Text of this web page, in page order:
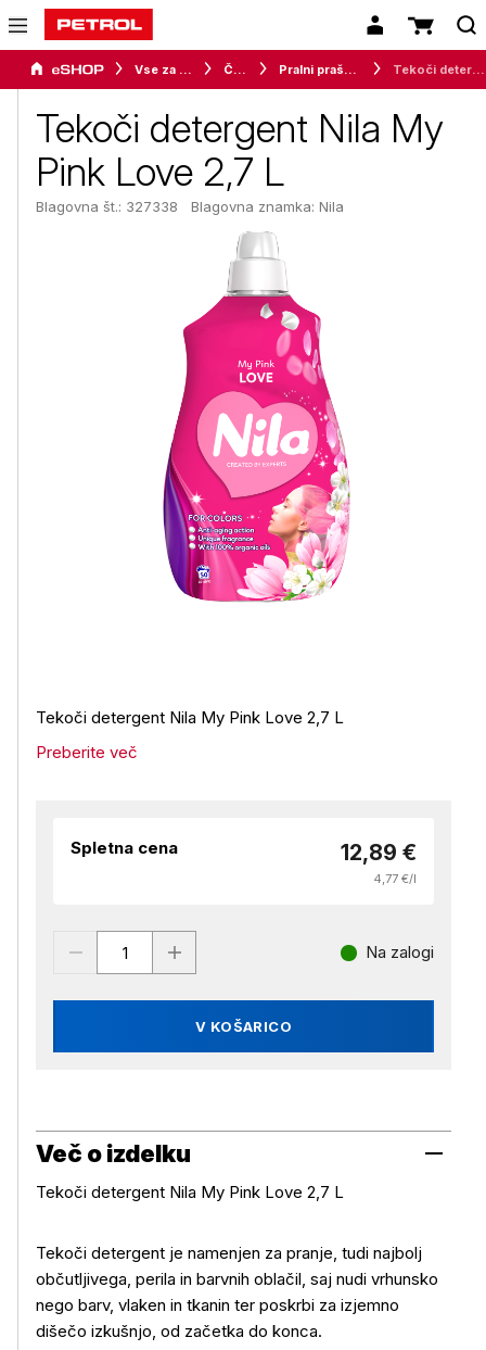
Vse za dom Čistila Pralni praški in mehčalci
Tekoči detergent Nila My
Pink Love 2,7 L
Blagovna št.: 327338 Blagovna znamka: Nila
Tekoči detergent Nila My Pink Love 2,7 L
Preberite več
Spletna cena 12,89 €
4,77 €/l
V KOŠARICO
Na zalogi
Več o izdelku
Tekoči detergent Nila My Pink Love 2,7 L
Tekoči detergent je namenjen za pranje, tudi najbolj
občutljivega, perila in barvnih oblačil, saj nudi vrhunsko
nego barv, vlaken in tkanin ter poskrbi za izjemno
dišečo izkušnjo, od začetka do konca.